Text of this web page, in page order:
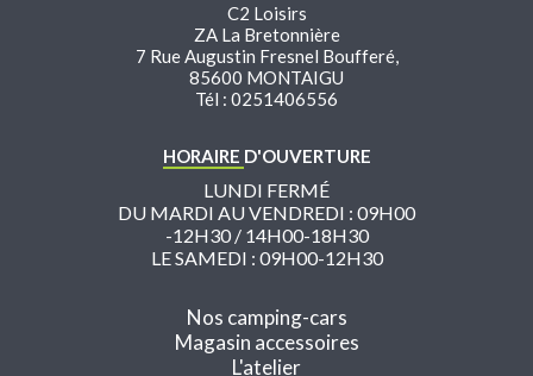
C2 Loisirs
ZA La Bretonnière
7 Rue Augustin Fresnel Boufferé,
85600 MONTAIGU
Tél : 0251406556
HORAIRE D'OUVERTURE
LUNDI FERMÉ
DU MARDI AU VENDREDI : 09H00
-12H30 / 14H00-18H30
LE SAMEDI : 09H00-12H30
Nos camping-cars
Magasin accessoires
L'atelier